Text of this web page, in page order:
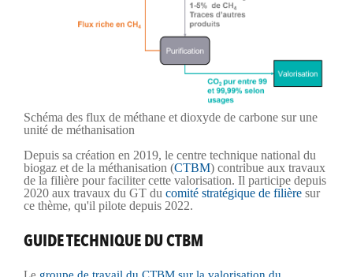
Schéma des flux de méthane et dioxyde de carbone sur une
unité de méthanisation
Depuis sa création en 2019, le centre technique national du
biogaz et de la méthanisation (CTBM) contribue aux travaux
de la filière pour faciliter cette valorisation. Il participe depuis
2020 aux travaux du GT du comité stratégique de filièresur
ce thème, qu'il pilote depuis 2022.
GUIDE TECHNIQUE DU CTBM
Le groupe de travail du CTBM sur la valorisation du